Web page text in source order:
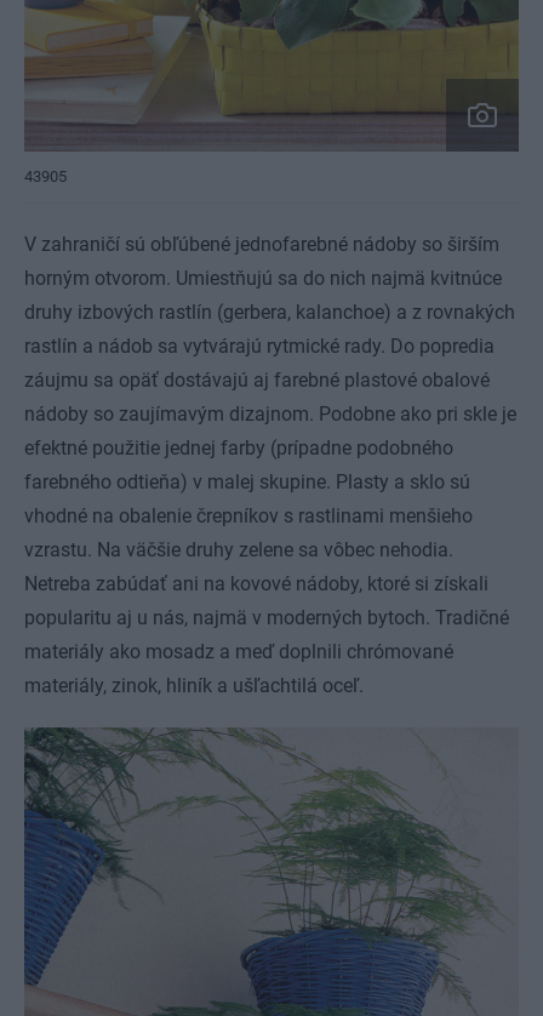
43905
V zahraničí sú obľúbené jednofarebné nádoby so širším
horným otvorom. Umiestňujú sa do nich najmä kvitnúce
druhy izbových rastlín (gerbera, kalanchoe) a z rovnakých
rastlín a nádob sa vytvárajú rytmické rady. Do popredia
záujmu sa opäť dostávajú aj farebné plastové obalové
nádoby so zaujímavým dizajnom. Podobne ako pri skle je
efektné použitie jednej farby (prípadne podobného
farebného odtieňa) v malej skupine. Plasty a sklo sú
vhodné na obalenie črepníkov s rastlinami menšieho
vzrastu. Na väčšie druhy zelene sa vôbec nehodia.
Netreba zabúdať ani na kovové nádoby, ktoré si získali
popularitu aj u nás, najmä v moderných bytoch. Tradičné
materiály ako mosadz a meď doplnili chrómované
materiály, zinok, hliník a ušľachtilá oceľ.